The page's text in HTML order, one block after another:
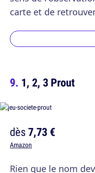
carte et de
1, 2, 3 Prout
dès7,73 €
Amazon
Rien que le nom